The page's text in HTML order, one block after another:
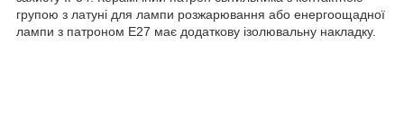
групою з латуні для лампи розжарювання або енергоощадної
лампи з патроном Е27 має додаткову ізолювальну накладку.